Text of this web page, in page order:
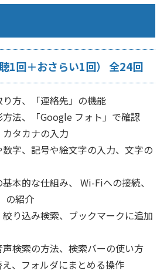
1回＋おさらい1回） 全24回
方、「連絡先」の機能
法、「Google フォト」で確認
タカナの入力
字、記号や絵文字の入力、文字の
本的な仕組み、 Wi-Fiへの接続、
の紹介
り込み検索、ブックマークに追加
検索の方法、検索バーの使い方
、フォルダにまとめる操作